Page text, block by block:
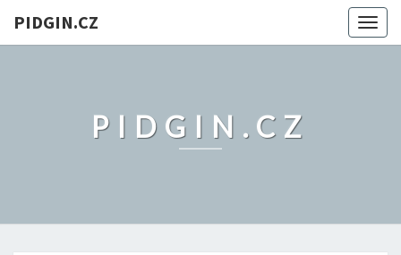
PIDGIN.CZ
PIDGIN.CZ